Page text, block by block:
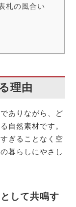
札の風合い
理由
ありながら、ど
自然素材です。
ぎることなく空
暮らしにやさし
して共鳴す